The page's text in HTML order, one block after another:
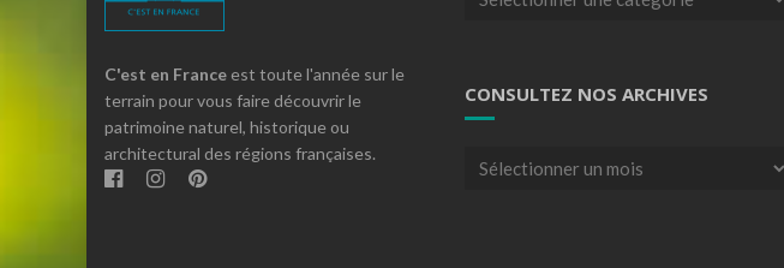
C'est en France est toute l'année sur le
terrain pour vous faire découvrir le
patrimoine naturel, historique ou
architectural des régions françaises.
CONSULTEZ NOS ARCHIVES
Consultez